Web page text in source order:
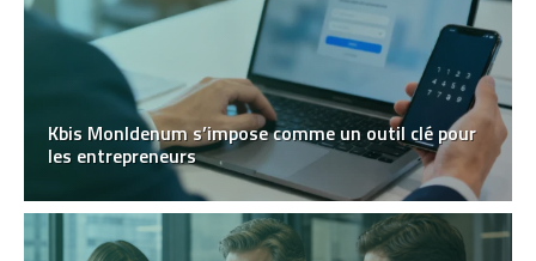
Kbis MonIdenum s’impose comme un outil clé pour
les entrepreneurs